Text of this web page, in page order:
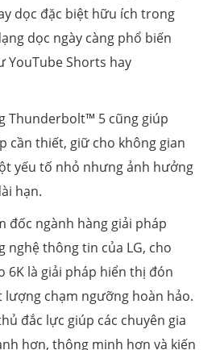
dọc đặc biệt hữu ích trong
dọc ngày càng phổ biến
YouTube Shorts hay
Thunderbolt™ 5 cũng giúp
cần thiết, giữ cho không gian
yếu tố nhỏ nhưng ảnh hưởng
hạn.
đốc ngành hàng giải pháp
nghệ thông tin của LG, cho
6K là giải pháp hiển thị đón
lượng chạm ngưỡng hoàn hảo.
đắc lực giúp các chuyên gia
hơn, thông minh hơn và kiến